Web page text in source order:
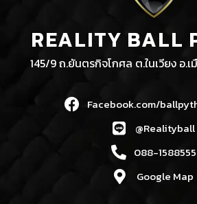
REALITY BALL
145/9 ถ.ยันตรกิจโกศล ต.ในเวียง อ.
Facebook.com/
@Realityball
088-1588555
Google Map